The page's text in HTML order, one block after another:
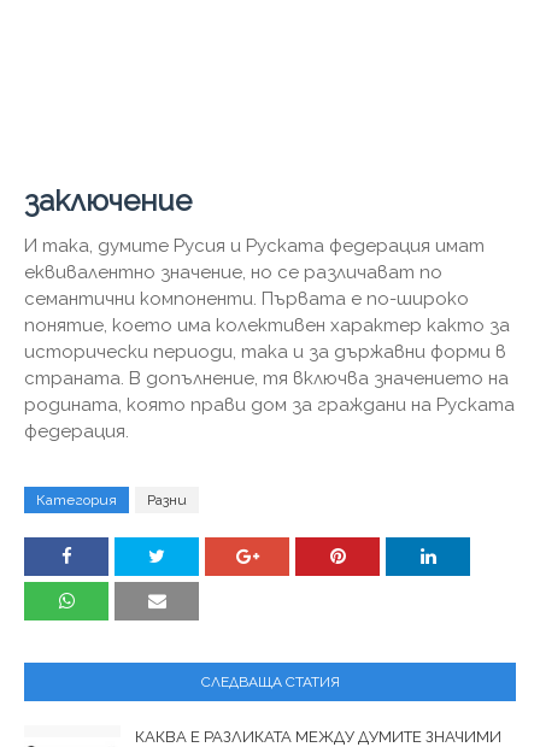
заключение
И така, думите Русия и Руската федерация имат
еквивалентно значение, но се различават по
семантични компоненти. Първата е по-широко
понятие, което има колективен характер както за
исторически периоди, така и за държавни форми в
страната. В допълнение, тя включва значението на
родината, която прави дом за граждани на Руската
федерация.
Категория Разни
СЛЕДВАЩА СТАТИЯ
КАКВА Е РАЗЛИКАТА МЕЖДУ ДУМИТЕ ЗНАЧИМИ